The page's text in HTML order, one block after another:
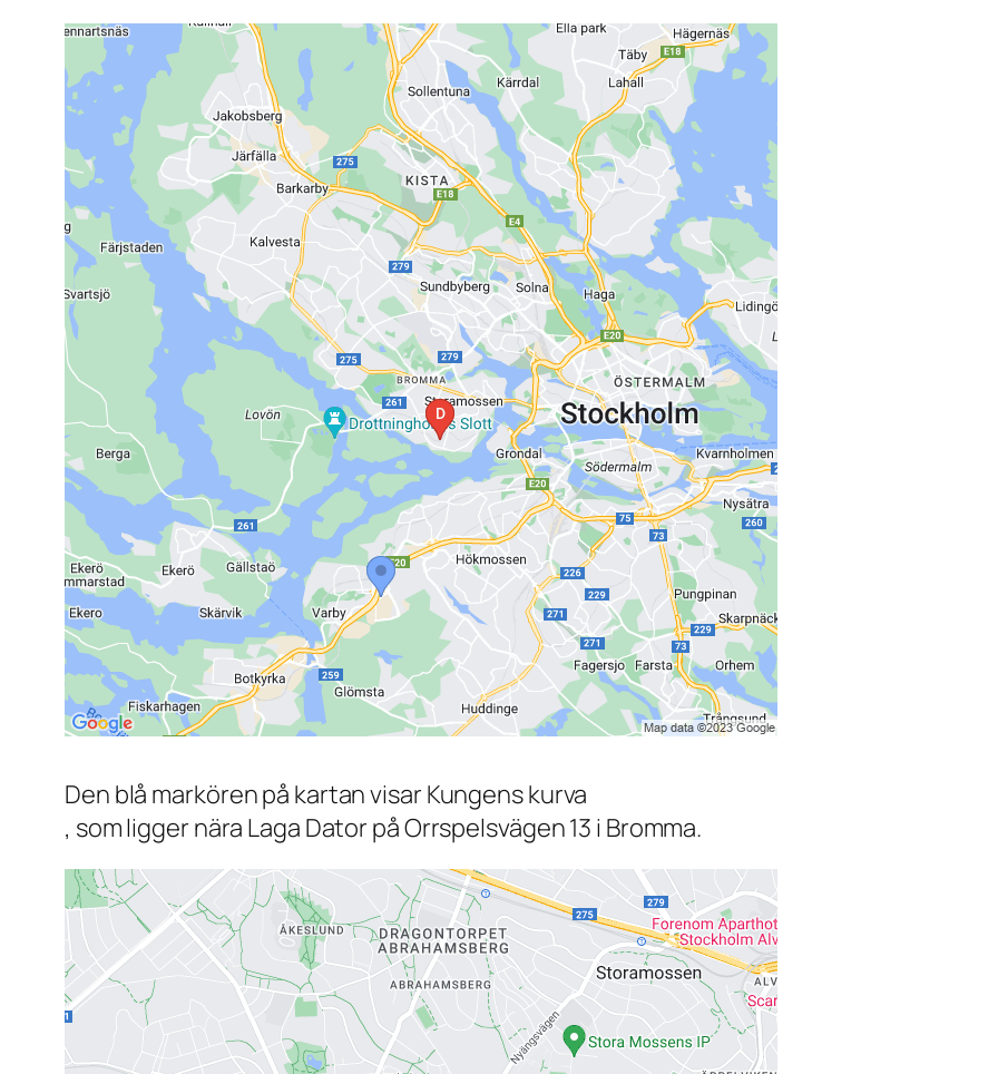
Den blå markören på kartan visar Kungens kurva
, som ligger nära Laga Dator på Orrspelsvägen 13 i Bromma.